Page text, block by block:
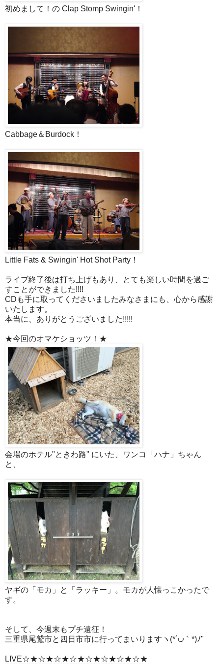
初めまして！の Clap Stomp Swingin'！
Cabbage＆Burdock！
Little Fats & Swingin' Hot Shot Party！
ライブ終了後は打ち上げもあり、とても楽しい時間を過ご
すことができました!!!!
CDも手に取ってくださいましたみなさまにも、心から感謝
いたします。
本当に、ありがとうございました!!!!!
★今回のオマケショッツ！★
会場のホテル"ときわ路" にいた、ワンコ「ハナ」ちゃん
と、
ヤギの「モカ」と「ラッキー」。モカが人懐っこかったで
す。
そして、今週末もプチ遠征！
三重県尾鷲市と四日市市に行ってまいりますヽ(*´∪｀*)ﾉ"
LIVE☆★☆★☆★☆★☆★☆★☆★☆★